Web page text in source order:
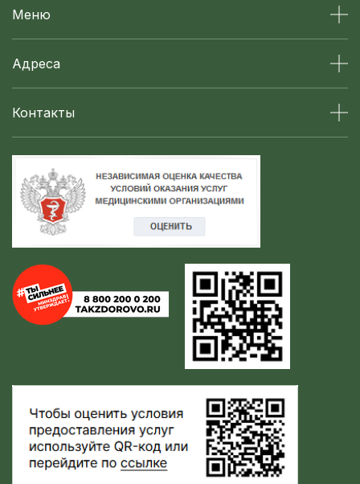
Меню
Адреса
Контакты